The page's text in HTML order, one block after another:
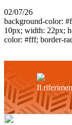
02/07/26
background-color:
10px; width: 22px;
color: #fff; border-
Il